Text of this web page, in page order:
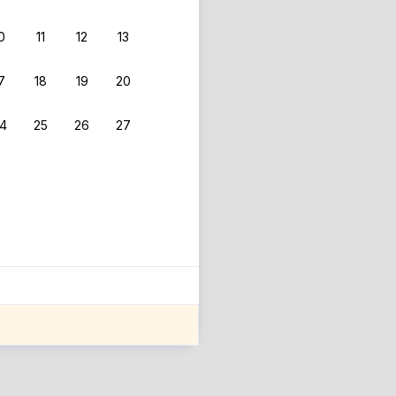
11 12 13
18 19 20
25 26 27